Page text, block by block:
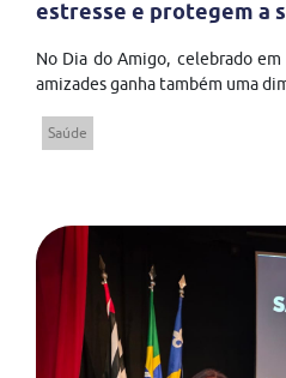
estresse e protegem a
No Dia do Amigo, celebrado
amizades ganha também uma
Saúde